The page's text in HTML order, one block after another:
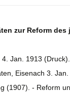
zur Reform
Jan. 1913
Eisenach 3.
(1907). - Reform